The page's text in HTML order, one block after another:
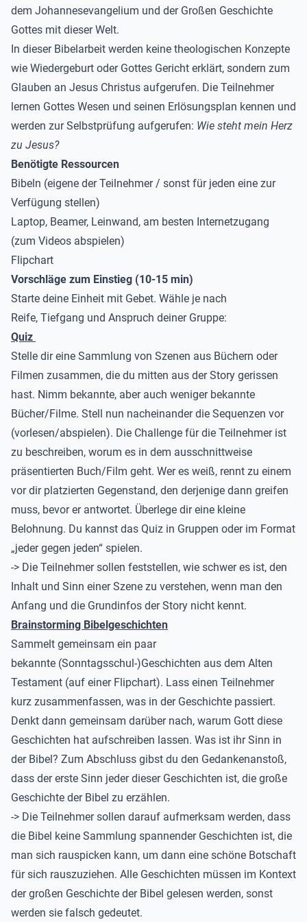
dem Johannesevangelium und der Großen Geschichte
Gottes mit dieser Welt.
In dieser Bibelarbeit werden keine theologischen Konzepte
wie Wiedergeburt oder Gottes Gericht erklärt, sondern zum
Glauben an Jesus Christus aufgerufen. Die Teilnehmer
lernen Gottes Wesen und seinen Erlösungsplan kennen und
werden zur Selbstprüfung aufgerufen: Wie steht mein Herz
zu Jesus?
Benötigte Ressourcen
Bibeln (eigene der Teilnehmer / sonst für jeden eine zur
Verfügung stellen)
Laptop, Beamer, Leinwand, am besten Internetzugang
(zum Videos abspielen)
Flipchart
Vorschläge zum Einstieg (10-15 min)
Starte deine Einheit mit Gebet. Wähle je nach
Reife, Tiefgang und Anspruch deiner Gruppe:
Quiz
Stelle dir eine Sammlung von Szenen aus Büchern oder
Filmen zusammen, die du mitten aus der Story gerissen
hast. Nimm bekannte, aber auch weniger bekannte
Bücher/Filme. Stell nun nacheinander die Sequenzen vor
(vorlesen/abspielen). Die Challenge für die Teilnehmer ist
zu beschreiben, worum es in dem ausschnittweise
präsentierten Buch/Film geht. Wer es weiß, rennt zu einem
vor dir platzierten Gegenstand, den derjenige dann greifen
muss, bevor er antwortet. Überlege dir eine kleine
Belohnung. Du kannst das Quiz in Gruppen oder im Format
„jeder gegen jeden“ spielen.
-> Die Teilnehmer sollen feststellen, wie schwer es ist, den
Inhalt und Sinn einer Szene zu verstehen, wenn man den
Anfang und die Grundinfos der Story nicht kennt.
Brainstorming Bibelgeschichten
Sammelt gemeinsam ein paar
bekannte (Sonntagsschul-)Geschichten aus dem Alten
Testament (auf einer Flipchart). Lass einen Teilnehmer
kurz zusammenfassen, was in der Geschichte passiert.
Denkt dann gemeinsam darüber nach, warum Gott diese
Geschichten hat aufschreiben lassen. Was ist ihr Sinn in
der Bibel? Zum Abschluss gibst du den Gedankenanstoß,
dass der erste Sinn jeder dieser Geschichten ist, die große
Geschichte der Bibel zu erzählen.
-> Die Teilnehmer sollen darauf aufmerksam werden, dass
die Bibel keine Sammlung spannender Geschichten ist, die
man sich rauspicken kann, um dann eine schöne Botschaft
für sich rauszuziehen. Alle Geschichten müssen im Kontext
der großen Geschichte der Bibel gelesen werden, sonst
werden sie falsch gedeutet.